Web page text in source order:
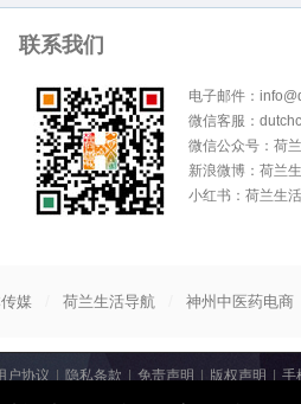
联系我们
电子邮件：
微信客服：
微信公众号：荷
新浪微博：荷兰
小红书：荷兰生
媒 荷兰生活导航 神州中医药电商
户协议 | 隐私条款 | 免责声明 | 版权声明 | 手
荷兰生活网 All Rights